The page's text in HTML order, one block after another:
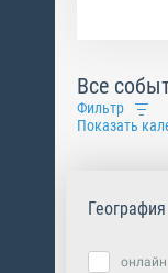
Все
Фильтр
Показать
География
онлайн